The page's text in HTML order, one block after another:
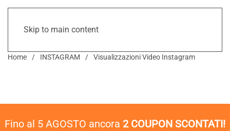
Skip to main content
Home INSTAGRAM Visualizzazioni Video Instagram
Fino al 5 AGOSTO ancora 2 COUPON SCONTATI!